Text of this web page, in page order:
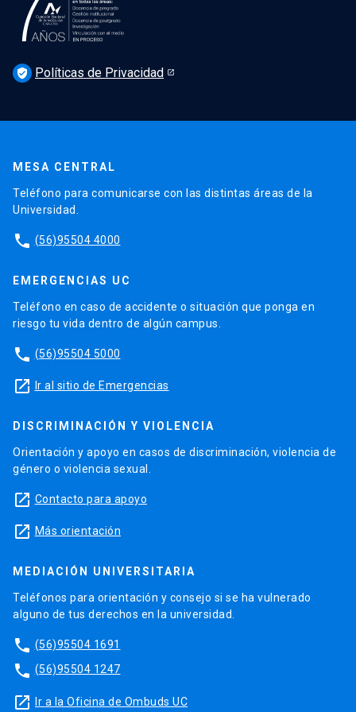
Noticias
Derecho UC en los medios
Newsletter Derecho UC 360
verified_user Políticas de Privacidad
MESA CENTRAL
Teléfono para comunicarse con las distintas áreas de la
Universidad.
phone (56)95504 4000
EMERGENCIAS UC
Teléfono en caso de accidente o situación que ponga en
riesgo tu vida dentro de algún campus.
phone (56)95504 5000
launch Ir al sitio de Emergencias
DISCRIMINACIÓN Y VIOLENCIA
Orientación y apoyo en casos de discriminación, violencia de
género o violencia sexual.
launch Contacto para apoyo
launch Más orientación
MEDIACIÓN UNIVERSITARIA
Teléfonos para orientación y consejo si se ha vulnerado
alguno de tus derechos en la universidad.
phone (56)95504 1691
phone (56)95504 1247
launch Ir a la Oficina de Ombuds UC